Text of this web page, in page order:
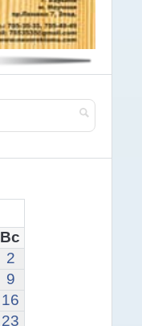
Вс
2
9
16
23